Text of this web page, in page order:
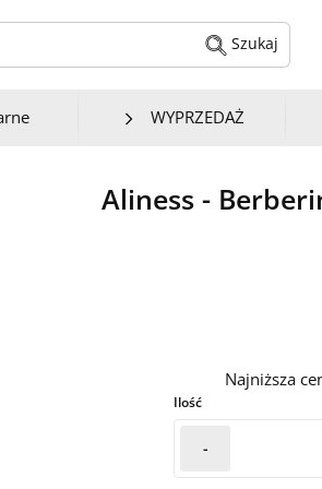
Szukaj
WYPRZEDAŻ
Aliness -
Najniższa
Ilość
-